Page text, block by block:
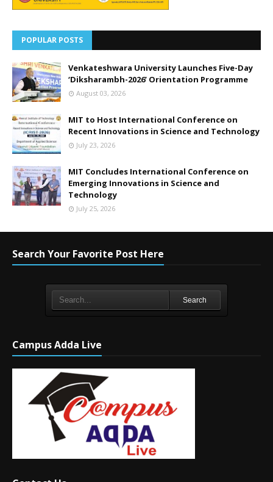
POPULAR POSTS
Venkateshwara University Launches Five-Day
‘Diksharambh-2026’ Orientation Programme
August 03, 2026
MIT to Host International Conference on
Recent Innovations in Science and Technology
July 23, 2026
MIT Concludes International Conference on
Emerging Innovations in Science and
Technology
July 25, 2026
Search Your Favorite Post Here
Search
Campus Adda Live